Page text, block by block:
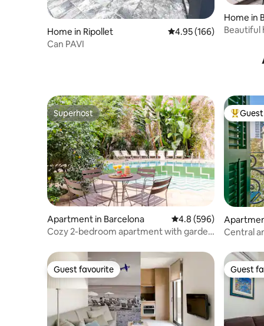
Home in Ripollet 4.95 out of 5 average
4.95 (166)
Can PAVI
Home in
Beautiful
Superhost
Superhost
Apartment in Barcelona 4.8 out of 5 average
4.8 (596)
Cozy 2-bedroom apartment with garden
Top
Central
Guest favourite
Guest favourite Guest
Guest